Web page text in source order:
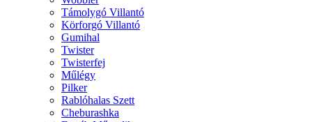
Támolygó Villantó
Körforgó Villantó
Gumihal
Twister
Twisterfej
Műlégy
Pilker
Rablóhalas Szett
Cheburashka